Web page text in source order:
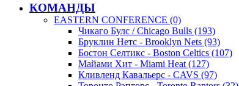
КОМАНДЫ
EASTERN CONFERENCE (0)
Чикаго Булс / Chicago Bulls (193)
Бруклин Нетс - Brooklyn Nets (93)
Бостон Селтикс - Boston Celtics (107)
Майами Хит - Miami Heat (127)
Кливленд Кавальерс - CAVS (97)